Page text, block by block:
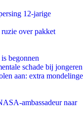
12-jarige
over pakket
begonnen
schade bij jongeren
aan: extra mondelinge
ambassadeur naar